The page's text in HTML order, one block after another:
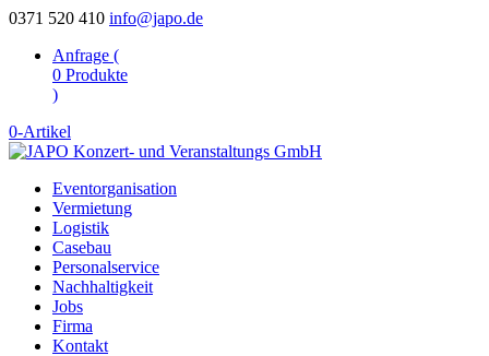
0371 520 410 info@japo.de
Anfrage (
0 Produkte
)
0-Artikel
Eventorganisation
Vermietung
Logistik
Casebau
Personalservice
Nachhaltigkeit
Jobs
Firma
Kontakt